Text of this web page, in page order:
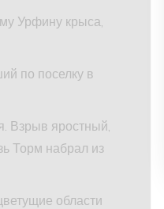
Урфину крыса,
по поселку в
Взрыв яростный,
Торм набрал из
области